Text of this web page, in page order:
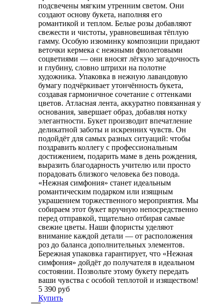
подсвечены мягким утренним светом. Они
создают основу букета, наполняя его
романтикой и теплом. Белые розы добавляют
свежести и чистоты, уравновешивая тёплую
гамму. Особую изюминку композиции придают
веточки кермека с нежными фиолетовыми
соцветиями — они вносят лёгкую загадочность
и глубину, словно штрихи на полотне
художника. Упаковка в нежную лавандовую
бумагу подчёркивает утончённость букета,
создавая гармоничное сочетание с оттенками
цветов. Атласная лента, аккуратно повязанная у
основания, завершает образ, добавляя нотку
элегантности. Букет производит впечатление
деликатной заботы и искренних чувств. Он
подойдёт для самых разных ситуаций: чтобы
поздравить коллегу с профессиональным
достижением, подарить маме в день рождения,
выразить благодарность учителю или просто
порадовать близкого человека без повода.
«Нежная симфония» станет идеальным
романтическим подарком или изящным
украшением торжественного мероприятия. Мы
собираем этот букет вручную непосредственно
перед отправкой, тщательно отбирая самые
свежие цветы. Наши флористы уделяют
внимание каждой детали — от расположения
роз до баланса дополнительных элементов.
Бережная упаковка гарантирует, что «Нежная
симфония» дойдёт до получателя в идеальном
состоянии. Позвольте этому букету передать
ваши чувства с особой теплотой и изяществом!
5 390 руб
Купить